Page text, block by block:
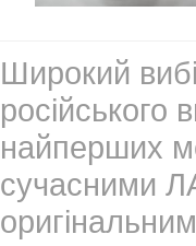
Широкий
найперших
сучасними